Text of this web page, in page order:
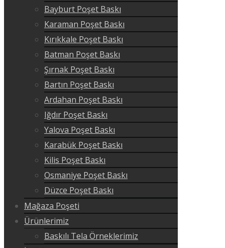
Bayburt Poşet Baskı
Karaman Poşet Baskı
Kırıkkale Poşet Baskı
Batman Poşet Baskı
Şırnak Poşet Baskı
Bartın Poşet Baskı
Ardahan Poşet Baskı
Iğdır Poşet Baskı
Yalova Poşet Baskı
Karabük Poşet Baskı
Kilis Poşet Baskı
Osmaniye Poşet Baskı
Düzce Poşet Baskı
Mağaza Poşeti
Ürünlerimiz
Baskılı Tela Örneklerimiz